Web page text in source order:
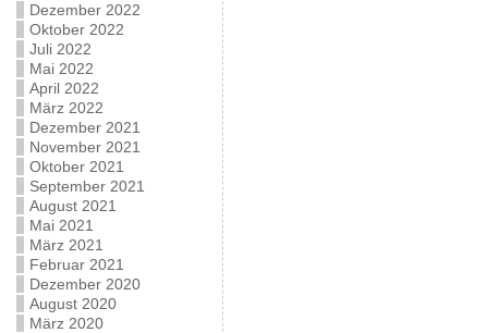
Dezember 2022
Oktober 2022
Juli 2022
Mai 2022
April 2022
März 2022
Dezember 2021
November 2021
Oktober 2021
September 2021
August 2021
Mai 2021
März 2021
Februar 2021
Dezember 2020
August 2020
März 2020